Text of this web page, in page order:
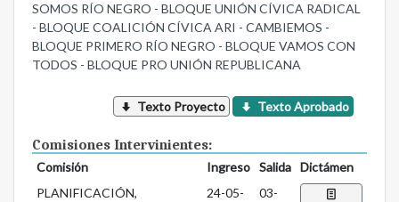
SOMOS RÍO NEGRO - BLOQUE UNIÓN CÍVICA RADICAL
- BLOQUE COALICIÓN CÍVICA ARI - CAMBIEMOS -
BLOQUE PRIMERO RÍO NEGRO - BLOQUE VAMOS CON
TODOS - BLOQUE PRO UNIÓN REPUBLICANA
Texto Proyecto Texto Aprobado
Comisiones Intervinientes:
Comisión Ingreso Salida
Dictámen
PLANIFICACIÓN,
24-05-
03-